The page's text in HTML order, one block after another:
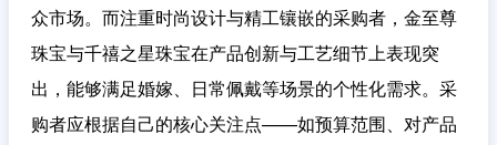
众市场。而注重时尚设计与精工镶嵌的采购者， 金至尊
珠宝与千禧之星珠宝在产品创新与工艺细节上表现突
出，能够满足婚嫁、日常佩戴等场景的个性化需求。采
购者应根据自己的核心关注点——如预算范围、对产品